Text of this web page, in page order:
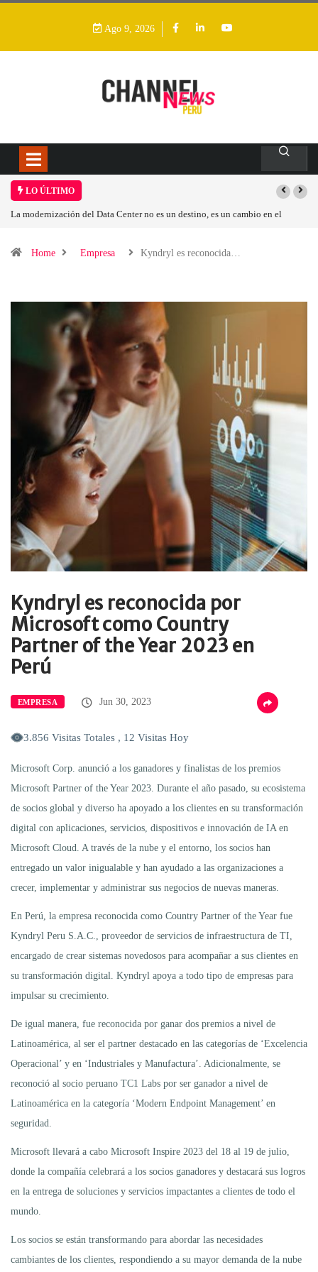
Ago 9, 2026
LO ÚLTIMO
del Data Center no es un destino, es un cambio en el
Los
Home Empresa Kyndryl es reconocida…
Kyndryl es reconocida por
Microsoft como Country
Partner of the Year 2023 en
Perú
EMPRESA Jun 30, 2023
3.856 Visitas Totales , 12 Visitas Hoy
Microsoft Corp. anunció a los ganadores y finalistas de los premios
Microsoft Partner of the Year 2023. Durante el año pasado, su ecosistema
de socios global y diverso ha apoyado a los clientes en su transformación
digital con aplicaciones, servicios, dispositivos e innovación de IA en
Microsoft Cloud. A través de la nube y el entorno, los socios han
entregado un valor inigualable y han ayudado a las organizaciones a
crecer, implementar y administrar sus negocios de nuevas maneras.
En Perú, la empresa reconocida como Country Partner of the Year fue
Kyndryl Peru S.A.C., proveedor de servicios de infraestructura de TI,
encargado de crear sistemas novedosos para acompañar a sus clientes en
su transformación digital. Kyndryl apoya a todo tipo de empresas para
impulsar su crecimiento.
De igual manera, fue reconocida por ganar dos premios a nivel de
Latinoamérica, al ser el partner destacado en las categorías de ‘Excelencia
Operacional’ y en ‘Industriales y Manufactura’. Adicionalmente, se
reconoció al socio peruano TC1 Labs por ser ganador a nivel de
Latinoamérica en la categoría ‘Modern Endpoint Management’ en
seguridad.
Microsoft llevará a cabo Microsoft Inspire 2023 del 18 al 19 de julio,
donde la compañía celebrará a los socios ganadores y destacará sus logros
en la entrega de soluciones y servicios impactantes a clientes de todo el
mundo.
Los socios se están transformando para abordar las necesidades
cambiantes de los clientes, respondiendo a su mayor demanda de la nube